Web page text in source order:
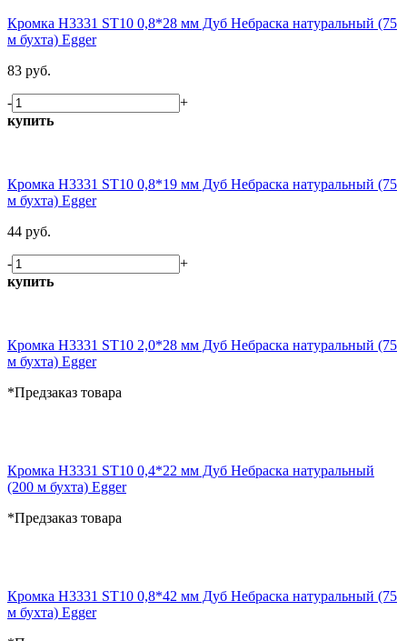
Кромка H3331 ST10 0,8*28 мм Дуб Небраска натуральный (75
м бухта) Egger
83 руб.
-
+
купить
Кромка H3331 ST10 0,8*19 мм Дуб Небраска натуральный (75
м бухта) Egger
44 руб.
-
+
купить
Кромка H3331 ST10 2,0*28 мм Дуб Небраска натуральный (75
м бухта) Egger
*Предзаказ товара
Кромка H3331 ST10 0,4*22 мм Дуб Небраска натуральный
(200 м бухта) Egger
*Предзаказ товара
Кромка H3331 ST10 0,8*42 мм Дуб Небраска натуральный (75
м бухта) Egger